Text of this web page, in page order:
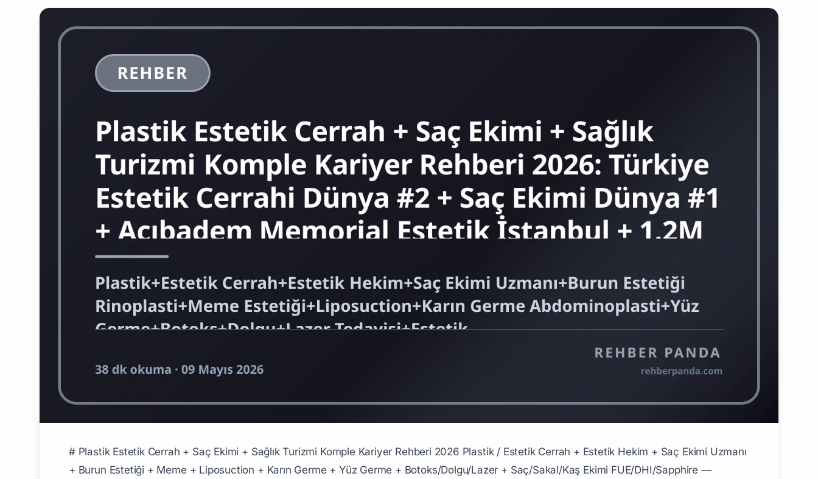
# Plastik Estetik Cerrah + Saç Ekimi + Sağlık Turizmi Komple Kariyer Rehberi 2026 Plastik / Estetik Cerrah + Estetik Hekim + Saç Ekimi Uzmanı + Burun Estetiği + Meme + Liposuction + Karın Germe + Yüz Germe + Botoks/Dolgu/Lazer + Saç/Sakal/Kaş Ekimi FUE/DHI/Sapphire — **Türkiye'nin sağlık turizmi + estetik cerrahi + saç ekimi dünya patlaması** ile premium kariyer ağı: **Türkiye plastik estetik cerrahi DÜNYA #2 destinasyon (yıllık 1.2M+ yabancı hasta — ABD ve Brezilyadan sonra)**, **Türkiye saç ekimi DÜNYA #1 destinasyon (yıllık 750.000+ yabancı saç ekim)**, **12.500+ Türk plastik cerrah**, **8.500+ estetik klinik**, **Premium İstanbul/Antalya 250+ klinik**. > **Türkiye Sağlık Turizmi Dünya Lider Konumu:** > - **Plastik estetik dünya #2** destinasyon > - **Saç ekimi dünya #1** destinasyon > - **Diş sağlık turizmi $1.5B/yıl** (Pillar 192) > - **Bariatrik dünya #1** (Pillar 206) > - Türkiye fiyat **%50-70 daha uygun Avrupa'dan** ## Sektör Genel Tablosu (2026) | Boyut | Değer | |-------|-------| | Türk plastik cerrah | 12.500+ | | Estetik klinik (Türkiye) | 8.500+ | | Premium İstanbul/Antalya/Ankara klinik | 250+ | | Plastik estetik yıllık yabancı hasta | 1.2M+ | | Saç ekimi yıllık yabancı hasta | 750.000+ | | Türkiye sağlık turizmi toplam (2024) | $5B+ | | Estetik cerrahi sektör Türkiye | $2B+/yıl | | Saç ekimi sektör | $1.5B+/yıl | | Diş sağlık turizmi (Pillar 192) | $1.5B+/yıl | | Bariatrik (Pillar 206) | $1.5B+/yıl | ## A. Tıp Fakültesi (Pillar 173 Entegre) + Plastik Cerrahi Yan Dal ### Tıp Fakültesi (6 Yıl) **En İyi Programlar:** | Sıra | Üniversite | 2026 Taban (Sayısal) | |------|------------|---------------------| | 1 | **Hacettepe Tıp (premium #1)** | 535 | | 2 | İstanbul Üni Çapa Tıp | 533 | | 3 | Ankara Üni Tıp | 530 | | 4 | Marmara Tıp | 528 | | 5 | Ege Tıp | 525 | | 6 | Acıbadem Tıp | 522 | ### Plastik ve Rekonstrüktif Cerrahi Yan Dal (6 Yıl) **TUS sonrası 6 yıl premium:** - İstanbul Üniv Cerrahpaşa Plastik (premium) - Hacettepe Plastik - Ankara Üniv Tıp Plastik - Ege Plastik - Acıbadem Plastik ### EBOPRAS Sertifikası (Premium) **European Board of Plastic Reconstructive Aesthetic Surgery:** - Avrupa standart - Türk plastik cerrahlarda yaygın ### ISAPS (International Society of Aesthetic Plastic Surgery) **Premium global üyelik** ## B. 8 Ana Plastik Estetik Kariyer Kanalı ### 1. Plastik Cerrah Premium (Sağlık Turizmi Yabancı Hasta) **Premium #1 niche dünya:** - Türkiye dünya #2 plastik estetik - Yıllık 1.2M yabancı hasta - UK + Almanya + Hollanda + Skandinavya + Suudi + Dubai **Maaş:** - Junior Plastik Cerrah: 220-450K TL/ay - Senior Bağımsız Klinik: 380K-1.5M TL/ay - **Premium Sağlık Turizm Plastik:** 650K-3M+ TL/ay - **Yıldız Plastik Cerrah:** 1.5M-15M+ TL/yıl ### 2. Estetik Hekim (Tıp Estetik) **Botoks + Dolgu + Lazer:** - Tıp mezunu + Estetik Hekim Sertifikası - Plastik cerrahi DEĞİL (yan dal değil) **Maaş:** - Junior Estetik Hekim: 130-280K TL/ay - Senior Estetik Hekim: 280-650K TL/ay ### 3. Saç Ekimi Uzmanı (Premium Dünya #1 Türkiye) **Premium Türk dünya markası:** - FUE (Follicular Unit Extraction) - DHI (Direct Hair Implantation) - Sapphire FUE - Yıllık 750.000 yabancı hasta **Premium klinikler:** - **Hair of Istanbul** - **Asmed Saç Ekimi** (25 yıl) - **Cosmedica** - **Smile Hair Clinic** - **Vera Clinic** - **DHI Türkiye** - **Maslak Cerrahi Park** **Maaş:** - Saç Ekim Junior: 220-450K TL/ay - Saç Ekimi Senior Premium: 380K-1.5M+ TL/ay - **Saç Ekimi Marka Sahibi (Hair of Istanbul, Smile Hair):** 10M-100M+ TL/yıl ### 4. Acıbadem/Memorial Premium Hastane Plastik **Premium hastaneler:** - **Acıbadem International Estetik** - **Memorial Bahçelievler Estetik** - **Liv Hospital Estetik** - **Anadolu Sağlık (Hopkins ortaklı)** **Maaş:** - Plastik Junior premium hastane: 280-450K TL/ay - Plastik Senior premium: 450K-1M TL/ay - Estetik Direktör: 850K-2M TL/ay ### 5. Bağımsız Plastik Klinik Sahibi (Premium İstanbul) **Premium İstanbul bölgeleri:** - Beşiktaş + Şişli + Kadıköy - Ataşehir + Maltepe - Bağdat Caddesi - Acıbadem (Üsküdar) **Maaş + kâr:** - Yeni klinik: 380-850K TL/ay - **Premium İstanbul (Estetik İstanbul modeli):** 5M-50M+ TL/yıl ### 6. Akademik Plastik Cerrahi Hocası **Hacettepe + İstanbul Üni Plastik PhD:** - Asistan: 130-220K TL/ay - Profesör: 200-450K TL/ay - Akademik + premium klinik kombinasyonu: 650K-2M TL/ay ### 7. Cilt Estetik Dermatolog **Yan dal premium:** - Lazer + IPL + RF - Mezoterapi + PRP - Acne + Cilt yenileme **Maaş:** 280-650K TL/ay ### 8. Estetik Diş + Bariatrik Estetik (Pillar 192 + 206 Entegre) **Hollywood Smile + Body Contouring:** - Pillar 192 estetik diş - Pillar 206 bariatrik sonrası estetik **Maaş:** 380K-1.5M TL/ay (premium kombinasyon) ## C. 12 Premium Niş ### 1. Burun Estetiği Rinoplasti (Premium #1 Dünya) **Türkiye dünya rinoplasti destinasyon:** - Yıllık 250.000+ rinoplasti - Premium fiyat $3.000-$8.000 (Avrupa $10K-$20K) **Maaş:** 380K-1.5M TL/ay (premium) **Yıldız rinoplasti uzmanı:** 1.5M-10M TL/yıl ### 2. Meme Estetiği (Augmentation/Reduction/Lift) **Premium niş:** - Augmentation (büyütme — implant) - Reduction (küçültme) - Lift (askılama) **Maaş:** 380K-1.5M TL/ay ### 3. Liposuction (Yağ Aldırma) **Premium niche:** - VASER + Power-Assisted - 360° Liposuction **Maaş:** 280-650K TL/ay ### 4. Karın Germe (Abdominoplasti) **Premium niche:** - Tam Abdominoplasti - Mini Abdominoplasti - Lipo-abdominoplasti **Maaş:** 380-850K TL/ay ### 5. Yüz Germe (Facelift) **Premium niche:** - Standart Facelift - Mini Facelift - Endoskopik Facelift - Deep Plane **Maaş:** 380K-1.2M TL/ay (premium) ### 6. Göz Estetiği (Blefaroplasti) **Premium niş:** - Üst kapak - Alt kapak - Maaş: 280-650K TL/ay ### 7. Saç Ekimi FUE/DHI/Sapphire (Premium Dünya #1 Türkiye) **Detay yukarıda** ### 8. Sakal / Kaş / Bıyık Ekimi **Premium niş:** - Erkek estetik trend - Maaş: 220-650K TL/ay ### 9. Botoks / Dolgu / Lazer (Estetik Hekim) **Premium standart:** - Botoks: ₺3K-₺10K/seans - Dolgu: ₺6K-₺25K/syringe - Maaş: 280-650K TL/ay ### 10. Estetik Cerrahi Mühendisliği (Genç) **Premium yeni:** - AI + 3D modeling - Pillar 202 entegre ### 11. Bariatrik Sonrası Estetik (Body Contouring) **Pillar 206 entegre:** - Vücut germe (kol + bacak) - Mommy Makeover **Maaş:** 380K-1.5M TL/ay ### 12. Mommy Makeover Premium **Premium kombinasyon:** - Karın Germe + Liposuction + Meme - 4-6 saat tek operasyon - Premium $$$ paket **Maaş:** 380K-2M TL/ay (premium) ## D. Premium Türk Plastik Cerrahlar (Yıldız) ### 1. Süleyman Taş (Premium #1) - Acıbadem + Bağımsız klinik - Premium global tanınma - ISAPS ödülleri ### 2. Bülent Cihantimur (Premium Global) - Bursa merkez - Premium global brand - Türkiye'nin global plastik cerrah ünlüsü - Yıllık $$$ premium gelir ### 3. Asuman Ankaralı **Kadın plastik cerrah premium** ### 4. Ali Mezdeği **Premium İstanbul** ### 5. Mehmet Erim Erdim **Premium akademik + klinik** ### 6. Sami Yıldırım **Premium İstanbul** ### 7. Necmi Cam **Premium dünya çapında** ## E. Premium Türk Estetik Klinikleri ### 1. Estetik İstanbul (Premium Marka Dünya) **Türkiye'nin global estetik markası:** - 250+ premium personel - Yıllık 25.000+ yabancı hasta - Yıllık ciro $50M+ ### 2. Hair of Istanbul (Saç Ekimi Premium) **Türk saç ekimi global brand:** - 100+ ülkeye yabancı hasta - Yıllık 25.000+ saç ekimi ### 3. Asmed Saç Ekimi **25 yıl deneyim:** - Premium kalite - Sapphire FUE pioneer ### 4. Cosmedica **Saç ekimi + estetik:** - Premium global tanınma ### 5. Smile Hair Clinic **Premium saç ekimi:** - Yıllık 15.000+ saç ekimi ### 6. Vera Clinic **Premium estetik + saç:** - Türk Diaspora yabancı hasta ### 7. DHI Türkiye **DHI sertifikalı premium** ### 8. Maslak Cerrahi Park **Premium İstanbul** ### Premium Hastane Estetik Bölümleri - **Acıbadem International Estetik** - **Memorial Bahçelievler Estetik** - **Liv Hospital Estetik** - **Anadolu Sağlık Hopkins (Estetik bölümü)** - **Medical Park MLPCare** ## F. Türkiye Sağlık Turizmi Dünya Lider Konumu ### Plastik Estetik Dünya #2 **Yıllık 1.2M yabancı hasta:** - ABD #1 (4M+ yıllık) - **Türkiye #2 (1.2M)** - Brezilya #3 (800K) ### Saç Ekimi Dünya #1 **Yıllık 750.000+ yabancı saç ekim:** - Türkiye %30+ dünya pazar payı - UK + Almanya + Hollanda + İskandinavya + Suudi + Dubai majör pazar ### Cerrahi Paket Fiyatları (Türkiye Premium) - **Burun Estetiği:** $3.500-$8.000 (Avrupa $12K-$25K) - **Meme Augmentation:** $4.500-$9.000 - **Liposuction:** $3.000-$7.000 - **Saç Ekimi (3.000-5.000 graft):** $2.500-$6.000 - **Karın Germe:** $5.000-$12.000 - **Mommy Makeover:** $9.000-$18.000 **Türkiye fiyat avantajı:** %50-70 Avrupa'dan ucuz + premium kalite ## G. Yurt Dışı Premium Plastik Cerrahi Akademisi ### ABD (Premium #1) | Üniversite | Premium | |------------|---------| | **Stanford Plastik** | premium | | **UCLA Plastik** | premium | | **USC Keck Plastik** | premium | | **Penn Plastik** | premium | | **Johns Hopkins Plastik** | premium | | **Mayo Clinic Plastik** | premium | | **Cleveland Clinic Plastik** | premium | | **NYU Plastik** | premium | ### UK Premium - **Royal College of Surgeons (RCS)** (premium #1 UK) - **UCL Plastik** - **Imperial College Plastik** - **Oxford Plastik** - **Cambridge Plastik** ### Avrupa - **Charité Berlin Plastik** (premium Almanya) - **LMU München Plastik** - **Wien Universitäts-Plastische** (Avusturya) - **Lugano Switzerland** ### Brezilya (Premium Tarihsel) - **Pitanguy Institute Rio de Janeiro** (premium dünya, plastik cerrahi tarihi) ### Asya - **NUS Singapur Plastik** - **Tokyo Plastik** ## H. Maaş Bandı (2026 Detay) ### Türkiye | Pozisyon | Aylık Net | |----------|-----------| | Yeni Plastik Cerrah | 220-450K TL | | Senior Bağımsız Klinik | 380K-1.5M TL | | **Premium Sağlık Turizm Plastik** | 650K-3M+ TL/ay | | **Yıldız Plastik Cerrah (Cihantimur seviyesi)** | 1.5M-15M+ TL/yıl | | Saç Ekimi Junior | 220-450K TL | | Saç Ekimi Senior Premium | 380K-1.5M+ TL | | **Saç Ekimi Marka Sahibi (Hair of Istanbul/Smile)** | 10